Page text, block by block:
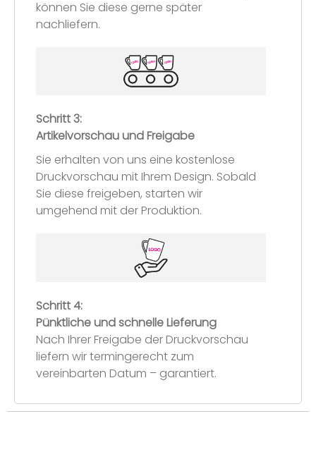
können Sie diese gerne später
nachliefern.
Schritt 3:
Artikelvorschau und Freigabe
Sie erhalten von uns eine kostenlose
Druckvorschau mit Ihrem Design. Sobald
Sie diese freigeben, starten wir
umgehend mit der Produktion.
Schritt 4:
Pünktliche und schnelle Lieferung
Nach Ihrer Freigabe der Druckvorschau
liefern wir termingerecht zum
vereinbarten Datum – garantiert.